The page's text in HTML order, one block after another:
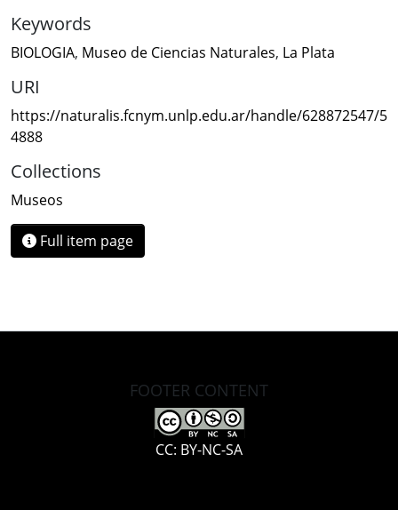
Keywords
BIOLOGIA, Museo de Ciencias Naturales, La Plata
URI
https://naturalis.fcnym.unlp.edu.ar/handle/628872547/5
4888
Collections
Museos
Full item page
FOOTER CONTENT
CC: BY-NC-SA